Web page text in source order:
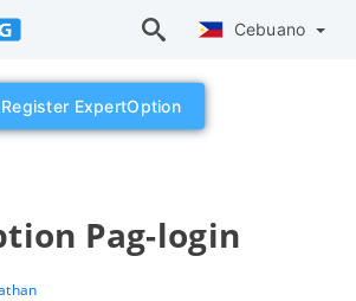
Cebuano
Register ExpertOption
Pag-login